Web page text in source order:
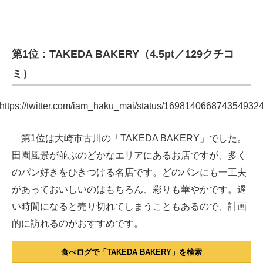
第1位：TAKEDA BAKERY（4.5pt／129クチコ
ミ）
twitter.com/iam_haku_mai/status/
第1位は大崎市古川の「TAKEDA BAKERY」でした。
田園風景が並ぶのどかなエリアにあるお店ですが、多く
のパン好きをひきつける名店です。どのパンにも一工夫
があっておいしいのはもちろん、彩りも華やかです。遅
い時間になると売り切れてしまうこともあるので、計画
的に訪れるのがおすすめです。
食べログで「TAKEDA BAKERY」を検索